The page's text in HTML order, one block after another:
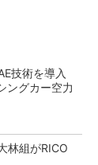
技術を導入
ングカー空力
林組がRICO